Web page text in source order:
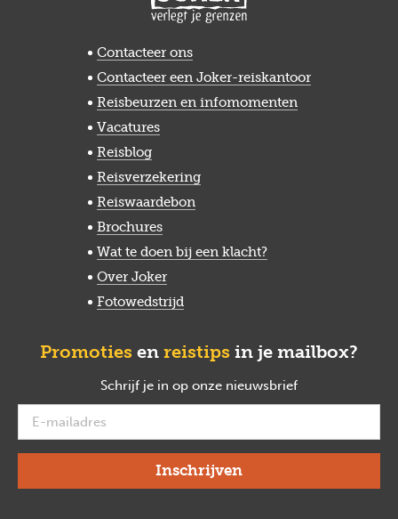
Contacteer ons
Contacteer een Joker-reiskantoor
Reisbeurzen en infomomenten
Vacatures
Reisblog
Reisverzekering
Reiswaardebon
Brochures
Wat te doen bij een klacht?
Over Joker
Fotowedstrijd
Promoties en reistips in je mailbox?
Schrijf je in op onze nieuwsbrief